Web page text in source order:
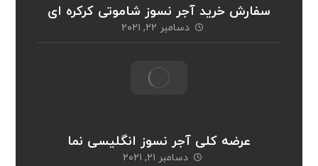
سفارش خرید آجر نسوز شاموتی کرکره ای
دسامبر ۲۲, ۲۰۲۱
عرضه کلی آجر نسوز انگلیسی نما
دسامبر ۲۱, ۲۰۲۱